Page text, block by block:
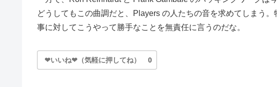
どうしてもこの曲調だと、Players の人たちの音を求めてしまう
事に対してこうやって勝手なことを無責任に言うのだな。
❤いいね❤（気軽に押してね） 0